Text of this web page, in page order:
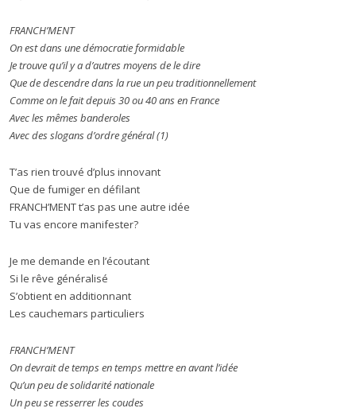
FRANCH’MENT
On est dans une démocratie formidable
Je trouve qu’il y a d’autres moyens de le dire
Que de descendre dans la rue un peu traditionnellement
Comme on le fait depuis 30 ou 40 ans en France
Avec les mêmes banderoles
Avec des slogans d’ordre général (1)
T’as rien trouvé d’plus innovant
Que de fumiger en défilant
FRANCH’MENT t’as pas une autre idée
Tu vas encore manifester?
Je me demande en l’écoutant
Si le rêve généralisé
S’obtient en additionnant
Les cauchemars particuliers
FRANCH’MENT
On devrait de temps en temps mettre en avant l’idée
Qu’un peu de solidarité nationale
Un peu se resserrer les coudes